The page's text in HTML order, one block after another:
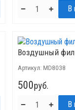
Воздушный
Артикул:MD8038
500руб.